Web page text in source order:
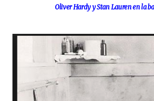
Oliver Hardy y Stan Lauren en la